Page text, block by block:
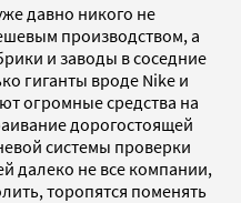
давно никого не
производством, а
и заводы в соседние
гиганты вроде Nike и
огромные средства на
дорогостоящей
системы проверки
далеко не все компании,
торопятся поменять